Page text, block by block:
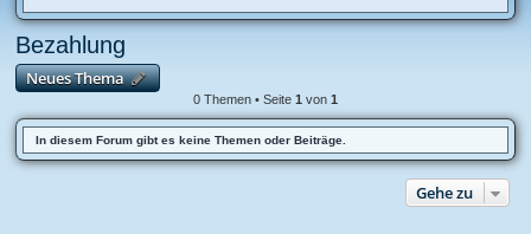
Bezahlung
Neues Thema
0 Themen • Seite 1 von 1
In diesem Forum gibt es keine Themen oder Beiträge.
Gehe zu